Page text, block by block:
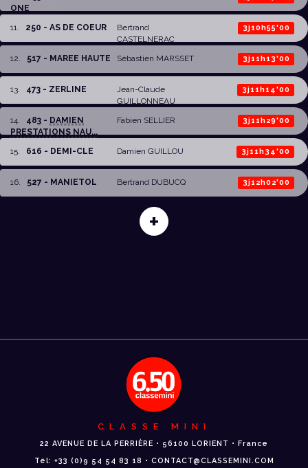
ONE
11 250 - AS DE COEUR
Bertrand
CASTELNERAC
3j10h55'00
12 517 - MAREE HAUTE Sébastien MARSSET 3j11h13'00
13 473 - ZERLINE
Jean-Claude
GUILLONNEAU
3j11h14'00
14 483 - DAMIEN
PRESTATIONS NAU...
Fabien SELLIER 3j11h29'00
15 616 - DEMI-CLE Damien GUILLOU 3j11h34'00
16 527 - MANIETOL Bertrand DUBUCQ 3j12h02'00
+
CLASSE MINI
22 AVENUE DE LA PERRIÈRE • 56100 LORIENT • France
Tél: +33 (0)9 54 54 83 18 • CONTACT@CLASSEMINI.COM